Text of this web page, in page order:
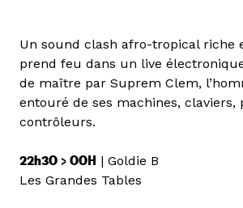
Un sound clash afro-tropical riche
prend feu dans un live
de maître par Suprem Clem,
entouré de ses machines, claviers,
contrôleurs.
22h30 > 00H | Goldie B
Les Grandes Tables